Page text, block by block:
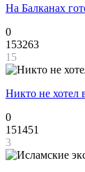
На Балканах
0
153263
15
Никто не хотел
0
151451
3